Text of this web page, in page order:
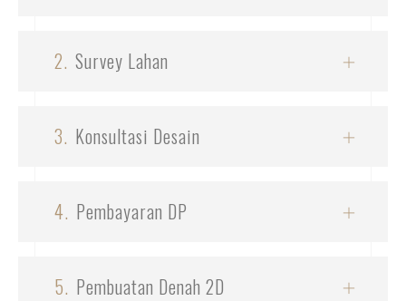
2. Survey Lahan
3. Konsultasi Desain
4. Pembayaran DP
5. Pembuatan Denah 2D